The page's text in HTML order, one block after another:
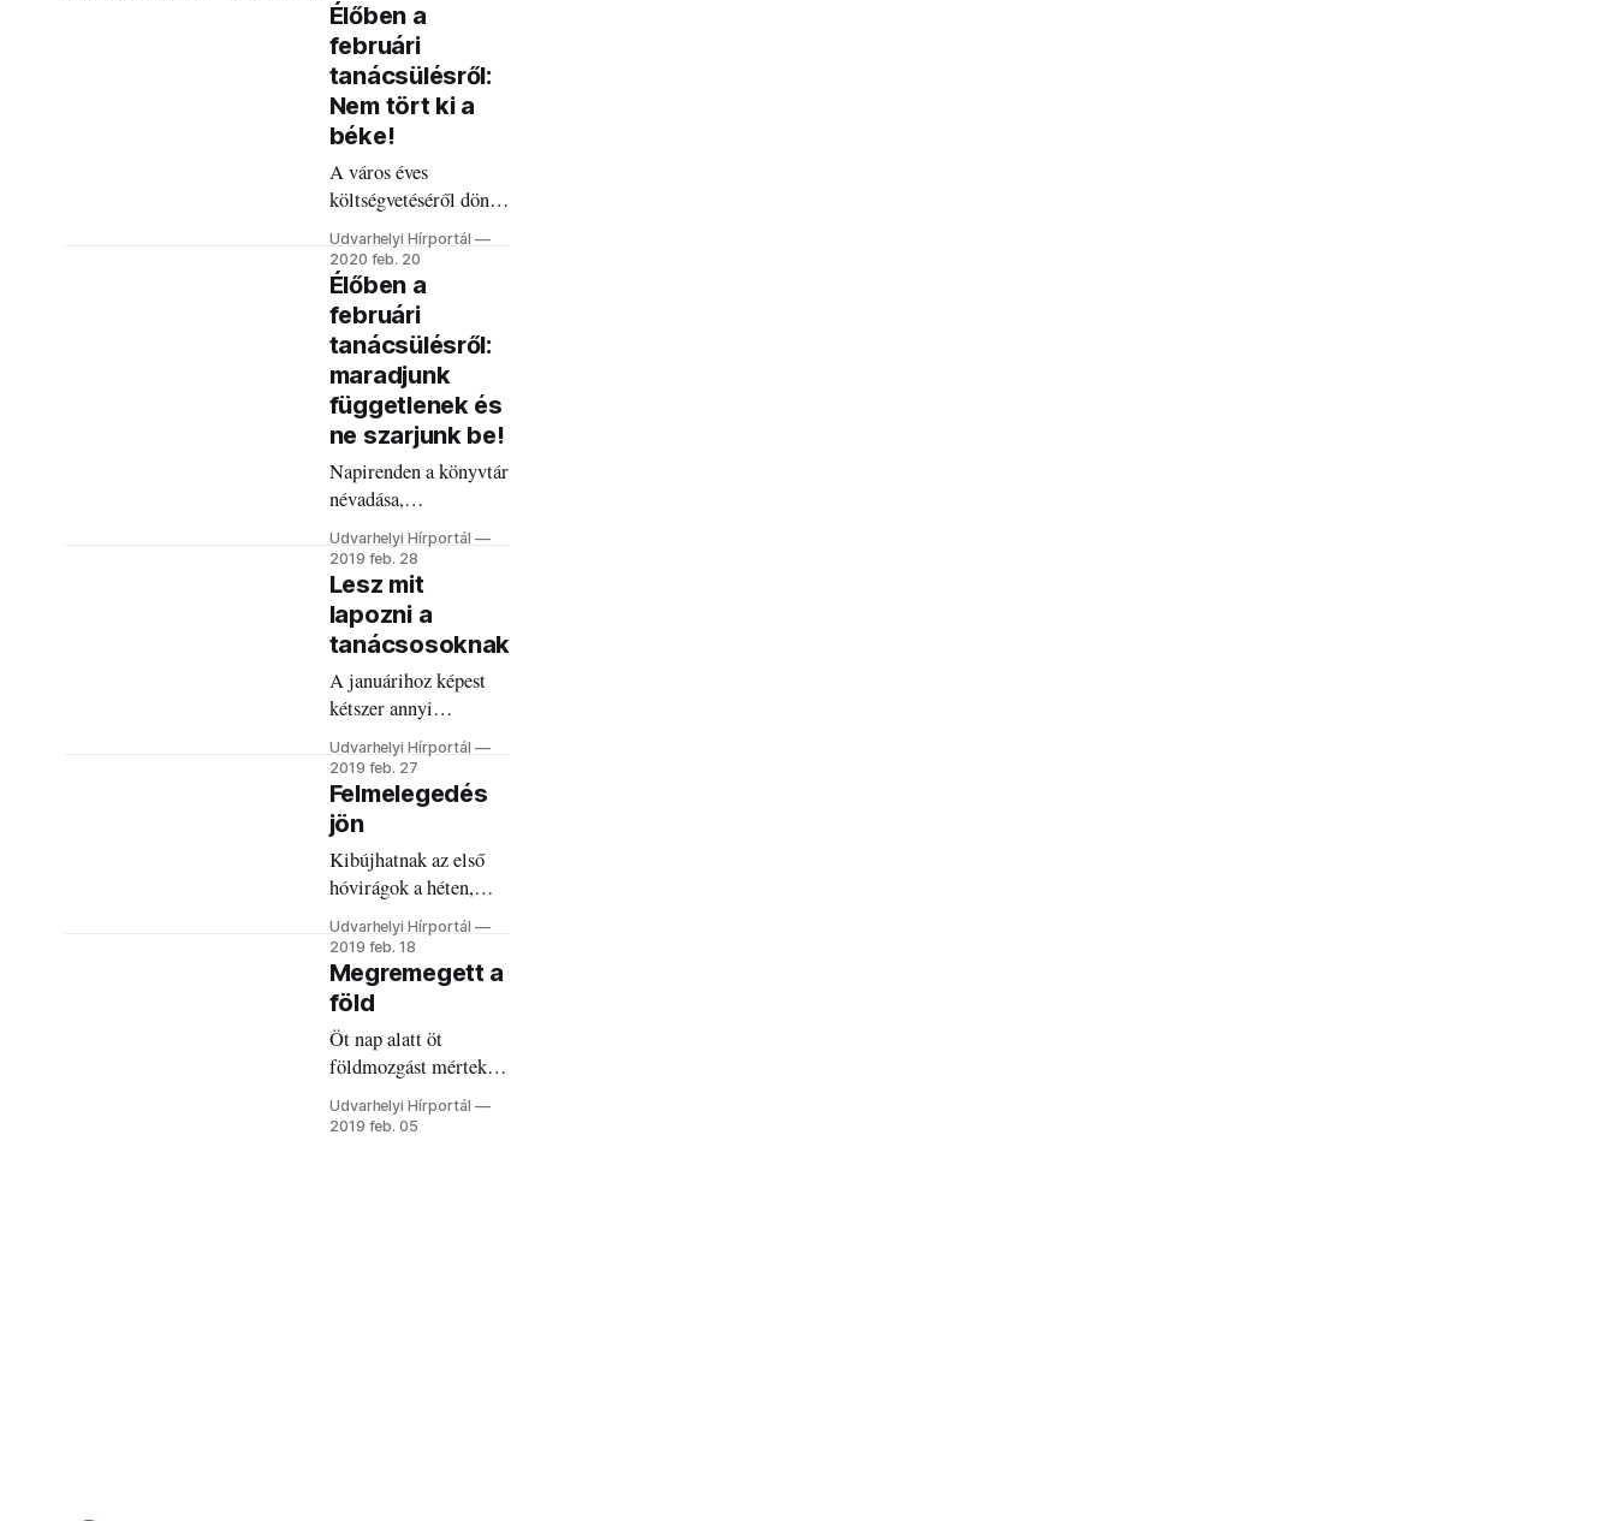
Élőben a
februári
tanácsülésről:
Nem tört ki a
béke!
A város éves
költségvetéséről dönt
az önkormányzat.
Udvarhelyi Hírportál
2020 feb. 20
Élőben a
februári
tanácsülésről:
maradjunk
függetlenek és
ne szarjunk be!
Napirenden a könyvtár
névadása,
adókedvezmények,
túlárazott
közbeszerzések,
márciusi
rendezvények.
Udvarhelyi Hírportál
2019 feb. 28
Lesz mit
lapozni a
tanácsosoknak
A januárihoz képest
kétszer annyi
napirendi ponttal
hívták össze az e havi
tanácsülést. De nem
kell megijedni.
Udvarhelyi Hírportál
2019 feb. 27
Felmelegedés
jön
Kibújhatnak az első
hóvirágok a héten,
plusz fokok lesznek.
Udvarhelyi Hírportál
2019 feb. 18
Megremegett a
föld
Öt nap alatt öt
földmozgást mértek
februárban.
Udvarhelyi Hírportál
2019 feb. 05